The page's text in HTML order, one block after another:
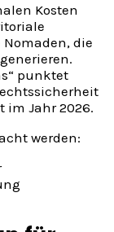
Kosten
die
punktet
im Jahr 2026.
werden: